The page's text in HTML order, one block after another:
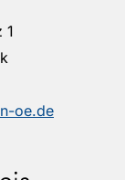
1
oe.de